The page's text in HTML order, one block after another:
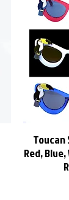
Toucan
Red,